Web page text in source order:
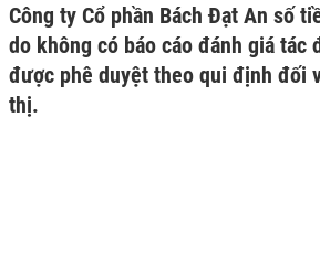
Công ty Cổ phần Bách Đạt An số
do không có báo cáo đánh giá tác
được phê duyệt theo qui định đối
thị.